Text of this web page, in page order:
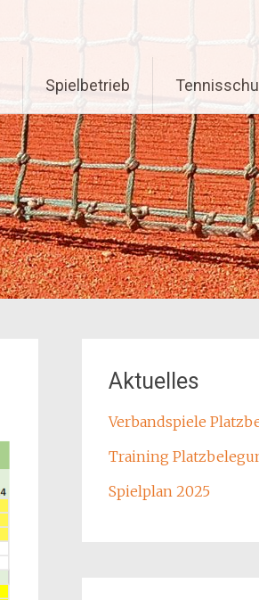
Spielbetrieb
Aktuelles
Verbandspiele
Training
Spielplan 2025